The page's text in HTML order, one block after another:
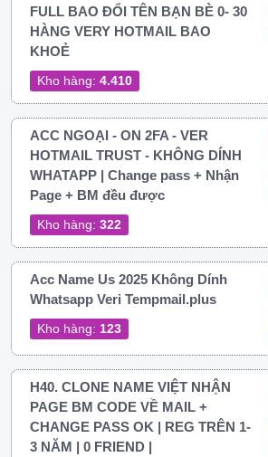
FULL BAO ĐỔI TÊN BẠN BÈ 0- 30
HÀNG VERY HOTMAIL BAO
KHOẺ
Kho hàng: 4.410
ACC NGOẠI - ON 2FA - VER
HOTMAIL TRUST - KHÔNG DÍNH
WHATAPP | Change pass + Nhận
Page + BM đều được
Kho hàng: 322
Acc Name Us 2025 Không Dính
Whatsapp Veri Tempmail.plus
Kho hàng: 123
H40. CLONE NAME VIỆT NHẬN
PAGE BM CODE VỀ MAIL +
CHANGE PASS OK | REG TRÊN 1-
3 NĂM | 0 FRIEND |